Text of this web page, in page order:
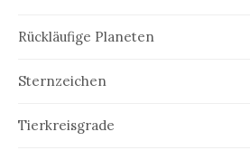
Rückläufige Planeten
Sternzeichen
Tierkreisgrade